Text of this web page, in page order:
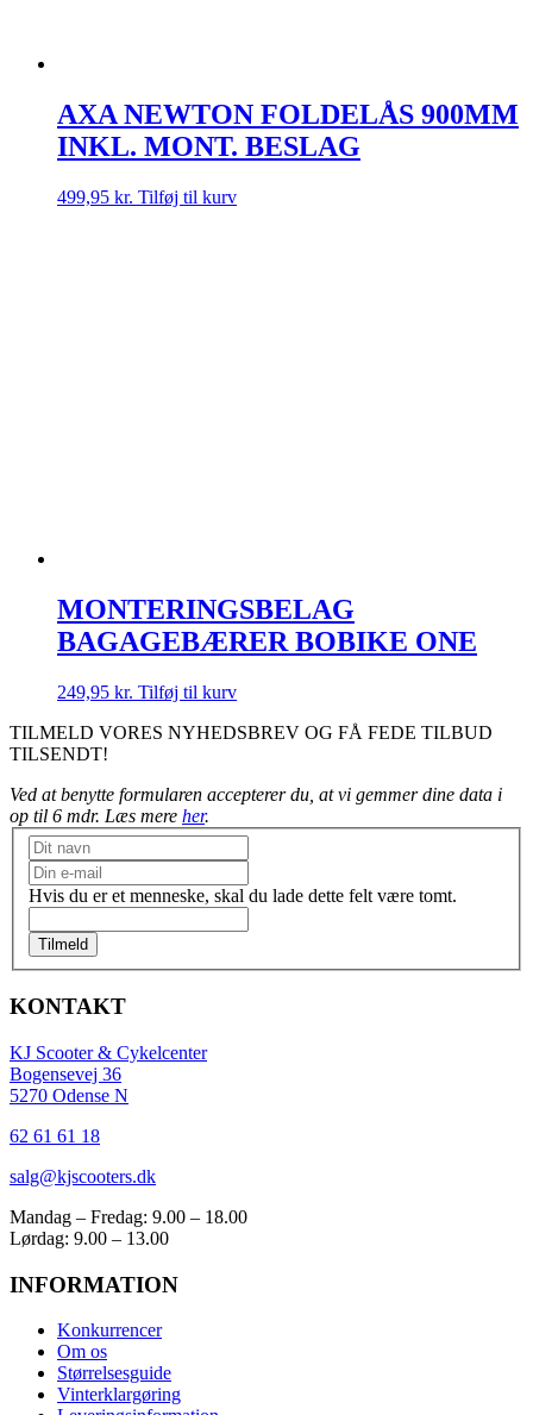
AXA NEWTON FOLDELÅS 900MM
INKL. MONT. BESLAG
499,95 kr. Tilføj til kurv
MONTERINGSBELAG
BAGAGEBÆRER BOBIKE ONE
249,95 kr. Tilføj til kurv
TILMELD VORES NYHEDSBREV OG FÅ FEDE TILBUD
TILSENDT!
Ved at benytte formularen accepterer du, at vi gemmer dine data i
op til 6 mdr. Læs mere her.
Nyhedsbrev
Hvis du er et menneske, skal du lade dette felt være tomt.
Tilmeld
KONTAKT
KJ Scooter & Cykelcenter
Bogensevej 36
5270 Odense N
62 61 61 18
salg@kjscooters.dk
Mandag – Fredag: 9.00 – 18.00
Lørdag: 9.00 – 13.00
INFORMATION
Konkurrencer
Om os
Størrelsesguide
Vinterklargøring